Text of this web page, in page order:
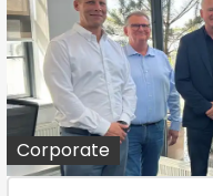
Corporate